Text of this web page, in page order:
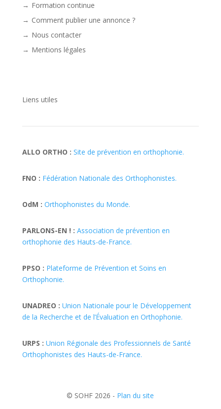
Formation continue
Comment publier une annonce ?
Nous contacter
Mentions légales
Liens utiles
ALLO ORTHO : Site de prévention en orthophonie.
FNO : Fédération Nationale des Orthophonistes.
OdM : Orthophonistes du Monde.
PARLONS-EN ! : Association de prévention en
orthophonie des Hauts-de-France.
PPSO : Plateforme de Prévention et Soins en
Orthophonie.
UNADREO : Union Nationale pour le Développement
de la Recherche et de l’Évaluation en Orthophonie.
URPS : Union Régionale des Professionnels de Santé
Orthophonistes des Hauts-de-France.
© SOHF 2026 - Plan du site